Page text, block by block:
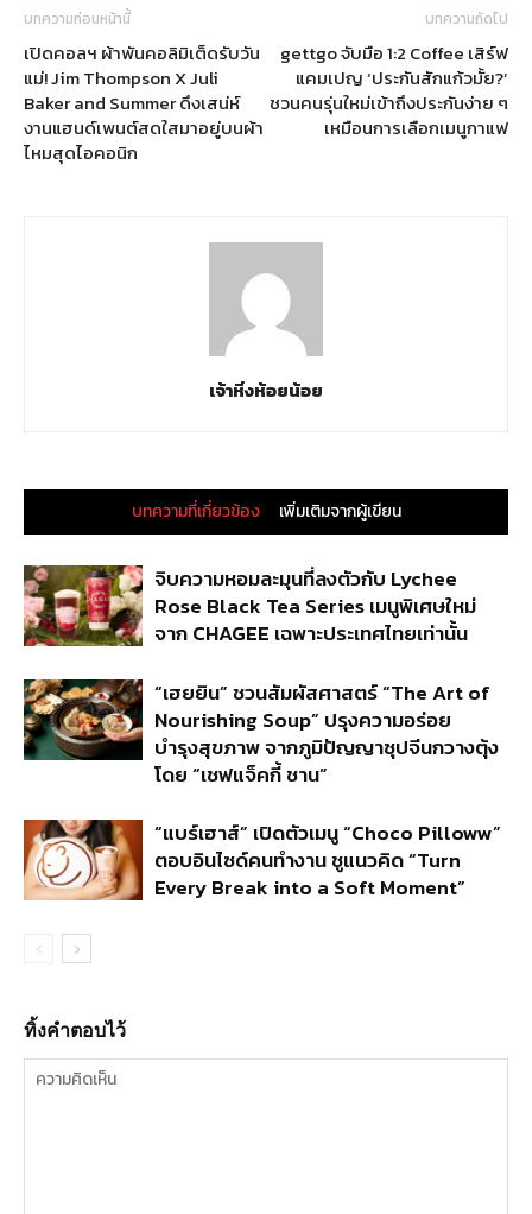
บทความก่อนหน้านี้
เปิดคอลฯ ผ้าพันคอลิมิเต็ดรับวัน
แม่! Jim Thompson X Juli
Baker and Summer ดึงเสน่ห์
งานแฮนด์เพนต์สดใสมาอยู่บนผ้า
ไหมสุดไอคอนิก
บทความถัดไป
gettgo จับมือ 1:2 Coffee เสิร์ฟ
แคมเปญ ‘ประกันสักแก้วมั้ย?’
ชวนคนรุ่นใหม่เข้าถึงประกันง่าย ๆ
เหมือนการเลือกเมนูกาแฟ
เจ้าหิ่งห้อยน้อย
บทความที่เกี่ยวข้อง เพิ่มเติมจากผู้เขียน
จิบความหอมละมุนที่ลงตัวกับ Lychee
Rose Black Tea Series เมนูพิเศษใหม่
จาก CHAGEE เฉพาะประเทศไทยเท่านั้น
“เฮยยิน” ชวนสัมผัสศาสตร์ “The Art of
Nourishing Soup” ปรุงความอร่อย
บำรุงสุขภาพ จากภูมิปัญญาซุปจีนกวางตุ้ง
โดย “เชฟแจ็คกี้ ชาน”
“แบร์เฮาส์” เปิดตัวเมนู “Choco Pilloww”
ตอบอินไซด์คนทำงาน ชูแนวคิด “Turn
Every Break into a Soft Moment”
ทิ้งคำตอบไว้